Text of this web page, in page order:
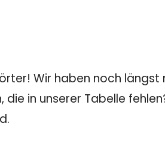
Wir haben noch
in unserer Tabelle